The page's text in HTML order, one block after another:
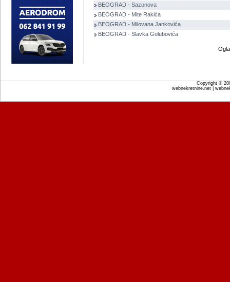
BEOGRAD - Sazonova
BEOGRAD - Mite Rakića
BEOGRAD - Milovana Jankovića
BEOGRAD - Slavka Golubovića
Copyright ©
webnekretnine.net |